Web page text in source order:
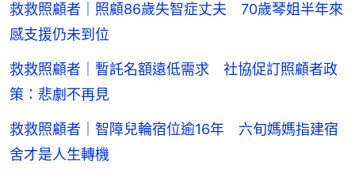
救救照顧者｜照顧86歲失智症丈夫 70歲琴姐半年來
感支援仍未到位
救救照顧者｜暫託名額遠低需求 社協促訂照顧者政
策：悲劇不再見
救救照顧者｜智障兒輪宿位逾16年 六旬媽媽指建宿
舍才是人生轉機